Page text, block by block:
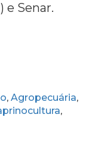
e Senar.
, Agropecuária,
,